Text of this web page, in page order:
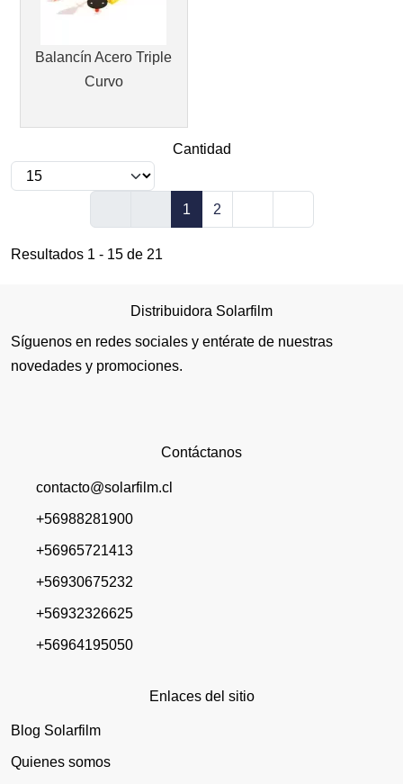
Balancín Acero Triple
Curvo
Cantidad
1 2
Resultados 1 - 15 de 21
Distribuidora Solarfilm
Síguenos en redes sociales y entérate de nuestras
novedades y promociones.
Contáctanos
contacto@solarfilm.cl
+56988281900
+56965721413
+56930675232
+56932326625
+56964195050
Enlaces del sitio
Blog Solarfilm
Quienes somos